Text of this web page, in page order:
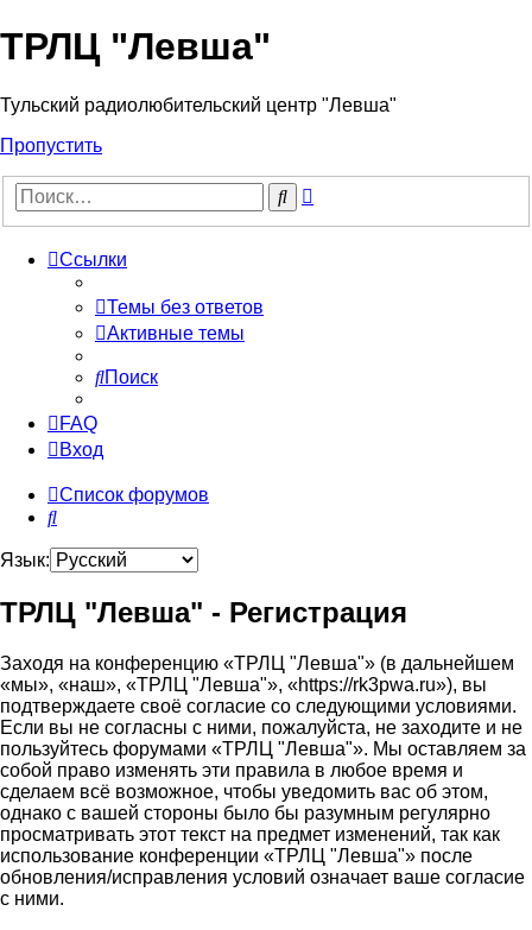
ТРЛЦ "Левша"
Тульский радиолюбительский центр "Левша"
Пропустить
Поиск
Ссылки
Темы без ответов
Активные темы
Поиск
FAQ
Вход
Список форумов
Поиск
Язык:
ТРЛЦ "Левша" - Регистрация
Заходя на конференцию «ТРЛЦ "Левша"» (в дальнейшем
«мы», «наш», «ТРЛЦ "Левша"», «https://rk3pwa.ru»), вы
подтверждаете своё согласие со следующими условиями.
Если вы не согласны с ними, пожалуйста, не заходите и не
пользуйтесь форумами «ТРЛЦ "Левша"». Мы оставляем за
собой право изменять эти правила в любое время и
сделаем всё возможное, чтобы уведомить вас об этом,
однако с вашей стороны было бы разумным регулярно
просматривать этот текст на предмет изменений, так как
использование конференции «ТРЛЦ "Левша"» после
обновления/исправления условий означает ваше согласие
с ними.